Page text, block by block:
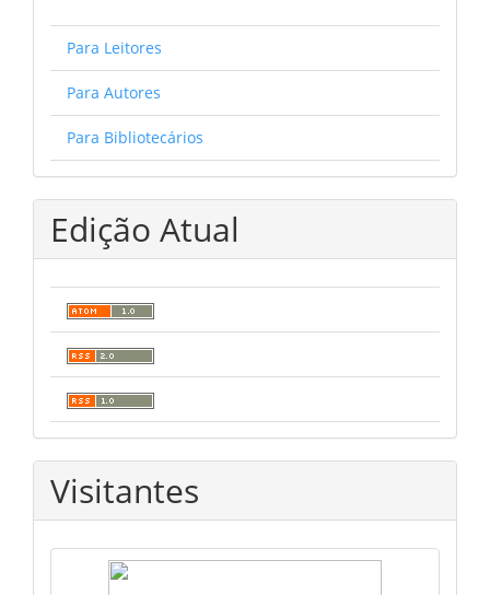
Para Leitores
Para Autores
Para Bibliotecários
Edição Atual
Visitantes